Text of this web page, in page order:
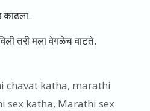
काढला.
तरी मला वेगळेच वाटते.
chavat katha, marathi
sex katha, Marathi sex